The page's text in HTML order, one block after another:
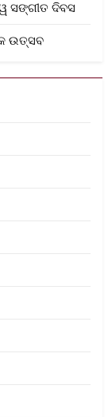
ସଙ୍ଗୀତ ଦିବସ
ଉତ୍ସବ